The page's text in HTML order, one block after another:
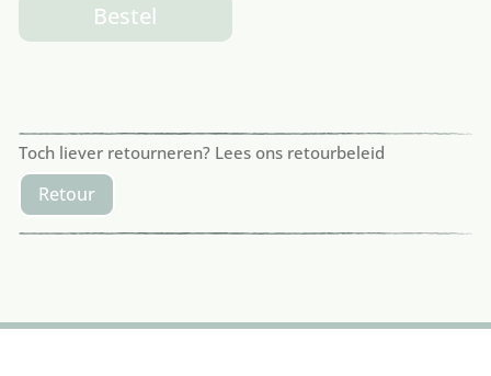
Bestel
Toch liever retourneren? Lees ons retourbeleid
Retour